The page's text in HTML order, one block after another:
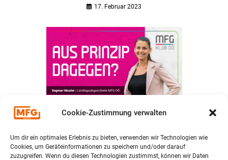
Cookie-Zustimmung verwalten
Um dir ein optimales Erlebnis zu bieten, verwenden wir Technologien wie
Cookies, um Geräteinformationen zu speichern und/oder darauf
zuzugreifen. Wenn du diesen Technologien zustimmst, können wir Daten
17. Februar 2023
Aus Prinzip dagegen?